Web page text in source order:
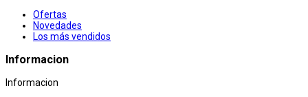
Ofertas
Novedades
Los más vendidos
Informacion
Informacion